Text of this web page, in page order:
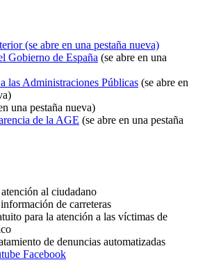
(se abre en una pestaña nueva)
Gobierno de España (se abre en una
las Administraciones Públicas (se abre en
una pestaña nueva)
de la AGE (se abre en una pestaña
al ciudadano
de carreteras
para la atención a las víctimas de
de denuncias automatizadas
Facebook